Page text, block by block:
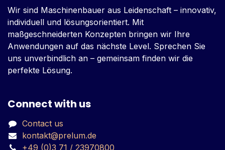
Wir sind Maschinenbauer aus Leidenschaft – innovativ,
individuell und lösungsorientiert. Mit
maßgeschneiderten Konzepten bringen wir Ihre
Anwendungen auf das nächste Level. Sprechen Sie
uns unverbindlich an – gemeinsam finden wir die
perfekte Lösung.
Connect with us
Contact us
kontakt@prelum.de
+49 (0)3 71 / 23970800